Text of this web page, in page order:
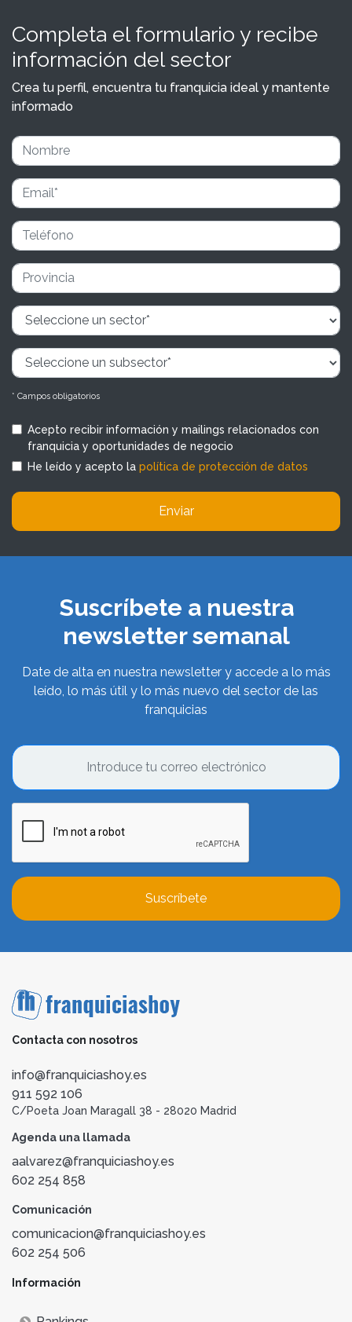
Completa el formulario y recibe
información del sector
Crea tu perfil, encuentra tu franquicia ideal y mantente
informado
* Campos obligatorios
Acepto recibir información y mailings relacionados con
franquicia y oportunidades de negocio
He leído y acepto la política de protección de datos
Enviar
Suscríbete a nuestra
newsletter semanal
Date de alta en nuestra newsletter y accede a lo más
leído, lo más útil y lo más nuevo del sector de las
franquicias
Suscríbete
Contacta con nosotros
info@franquiciashoy.es
911 592 106
C/Poeta Joan Maragall 38 - 28020 Madrid
Agenda una llamada
aalvarez@franquiciashoy.es
602 254 858
Comunicación
comunicacion@franquiciashoy.es
602 254 506
Información